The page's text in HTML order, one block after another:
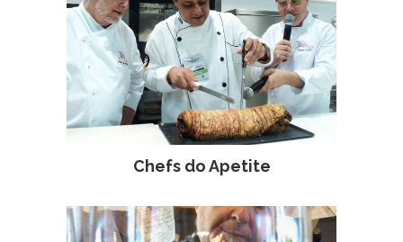
Chefs do Apetite